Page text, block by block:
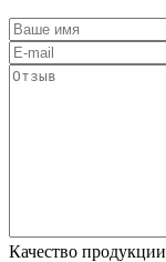
Качество продукции